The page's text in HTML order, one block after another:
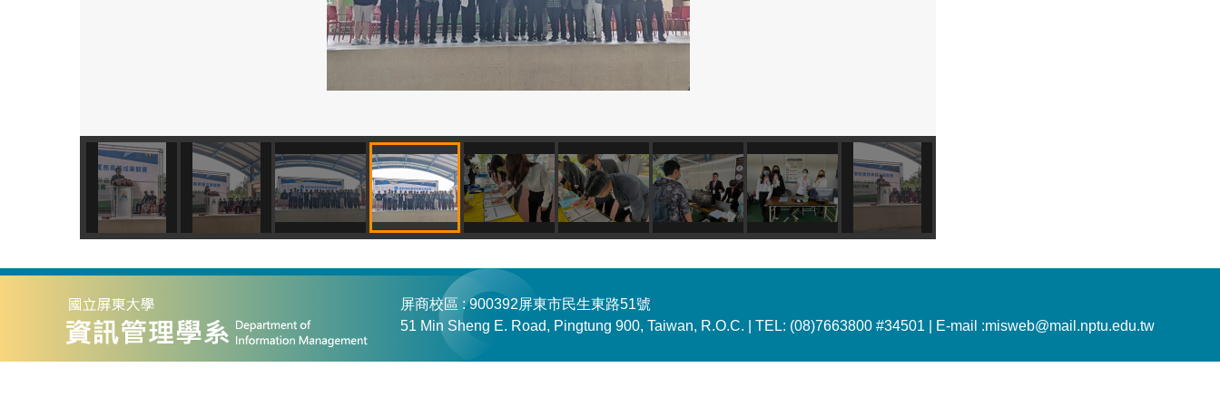
屏商校區 : 900392屏東市民生東路51號
51 Min Sheng E. Road, Pingtung 900, Taiwan, R.O.C. | TEL: (08)7663800 #34501 | E-mail :misweb@mail.nptu.edu.tw